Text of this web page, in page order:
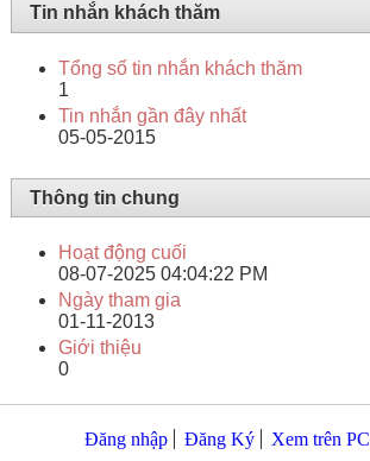
Tin nhắn khách thăm
Tổng số tin nhắn khách thăm
1
Tin nhắn gần đây nhất
05-05-2015
Thông tin chung
Hoạt động cuối
08-07-2025 04:04:22 PM
Ngày tham gia
01-11-2013
Giới thiệu
0
Đăng nhập Đăng Ký Xem trên PC